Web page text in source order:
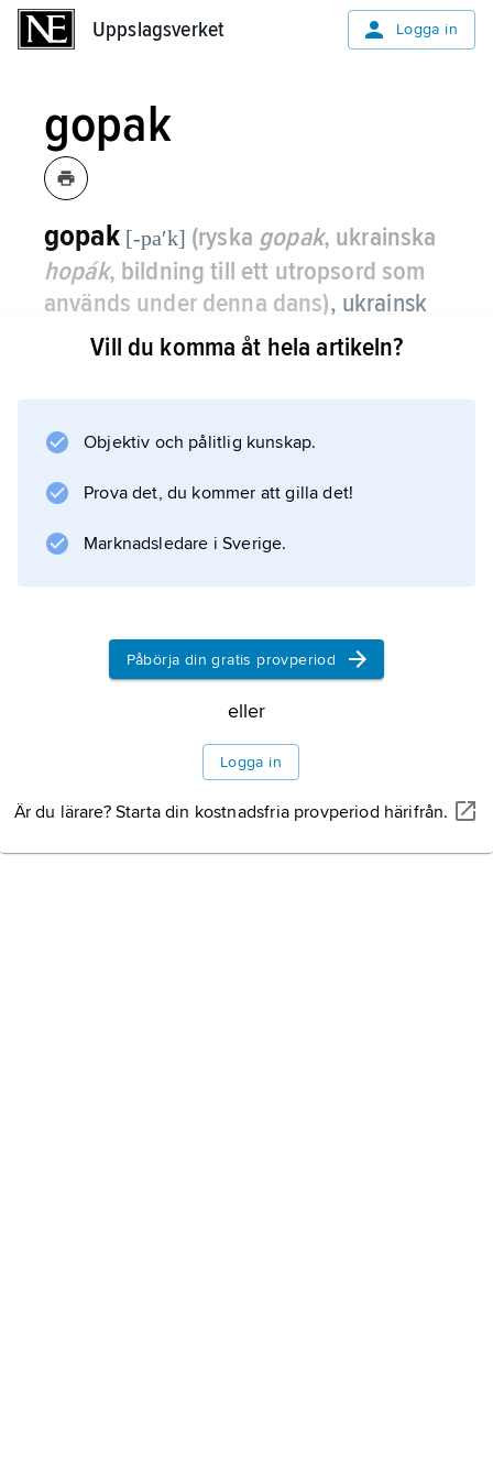
Uppslagsverket Logga in
gopak
gopak [-paʹk] (ryska gopak, ukrainska
hopák, bildning till ett utropsord som
används under denna dans), ukrainsk
mansdans i 2/4 takt.
en och en gå in i ringen och försöka överträffa
dansen i dansensembler i fasta koreografiska
mönster.
Information om artikeln
Vill du komma åt hela artikeln?
Objektiv och pålitlig kunskap.
Prova det, du kommer att gilla det!
Marknadsledare i Sverige.
Påbörja din gratis provperiod
eller
Logga in
Är du lärare? Starta din kostnadsfria provperiod härifrån.